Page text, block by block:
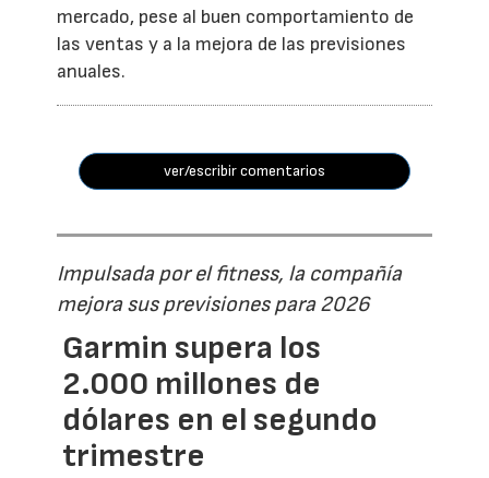
mercado, pese al buen comportamiento de
las ventas y a la mejora de las previsiones
anuales.
ver/escribir comentarios
Impulsada por el fitness, la compañía
mejora sus previsiones para 2026
Garmin supera los
2.000 millones de
dólares en el segundo
trimestre